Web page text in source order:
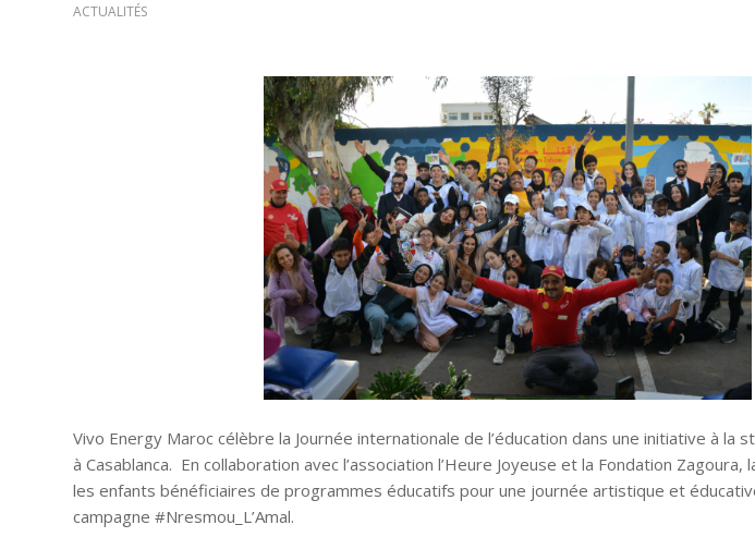
ACTUALITÉS
Vivo Energy Maroc célèbre la Journée internationale de l’éducation dans une initiative à la
à Casablanca. En collaboration avec l’association l’Heure Joyeuse et la Fondation Zagoura,
les enfants bénéficiaires de programmes éducatifs pour une journée artistique et
campagne #Nresmou_L’Amal.